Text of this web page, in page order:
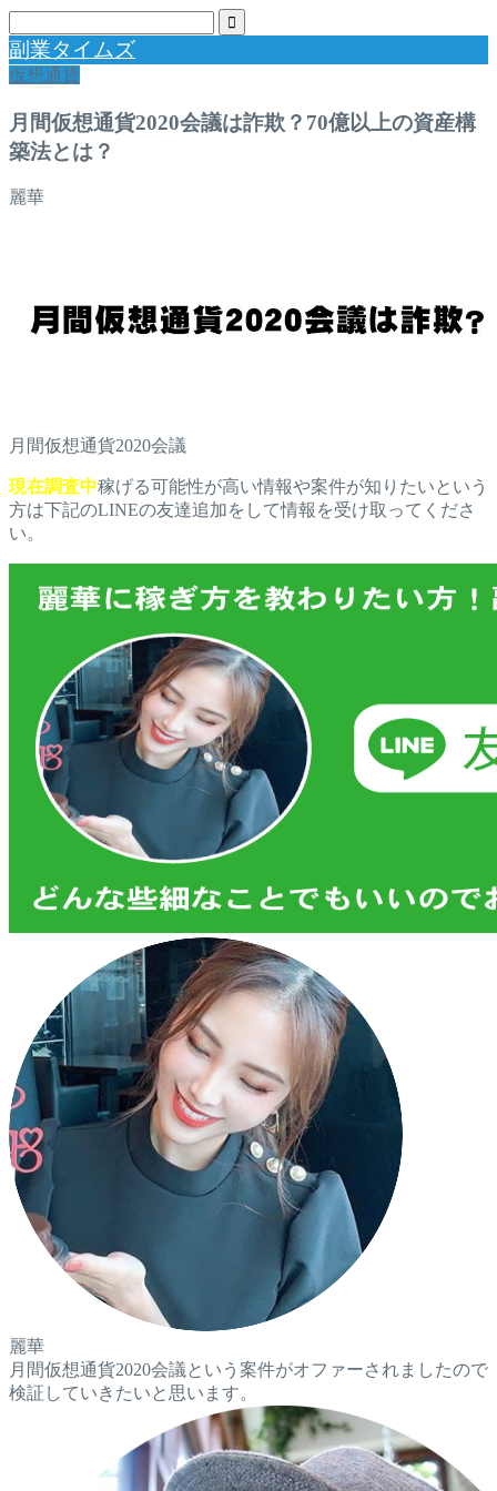
副業タイムズ
仮想通貨
月間仮想通貨2020会議は詐欺？70億以上の資産構
築法とは？
麗華
月間仮想通貨2020会議
現在調査中稼げる可能性が高い情報や案件が知りたいという
方は下記のLINEの友達追加をして情報を受け取ってくださ
い。
麗華
月間仮想通貨2020会議という案件がオファーされましたので
検証していきたいと思います。